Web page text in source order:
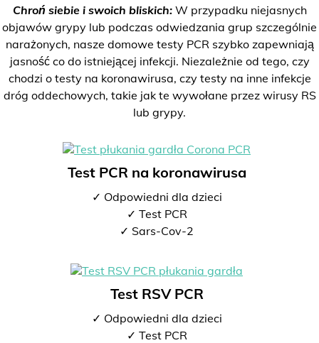
Chroń siebie i swoich bliskich:W przypadku niejasnych
objawów grypy lub podczas odwiedzania grup szczególnie
narażonych, nasze domowe testy PCR szybko zapewniają
jasność co do istniejącej infekcji. Niezależnie od tego, czy
chodzi o testy na koronawirusa, czy testy na inne infekcje
dróg oddechowych, takie jak te wywołane przez wirusy RS
lub grypy.
Test PCR na koronawirusa
✓ Odpowiedni dla dzieci
✓ Test PCR
✓ Sars-Cov-2
Test RSV PCR
✓ Odpowiedni dla dzieci
✓ Test PCR